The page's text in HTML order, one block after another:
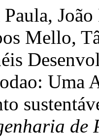
Paula,
Mello,
Uma
de